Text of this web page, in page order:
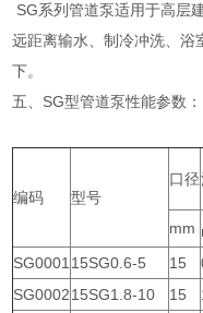
SG系列管道泵适用于高层建筑
远距离输水、制冷冲洗
下。
五、SG型管道泵性能参数：
编码 型号
口径
mm
SG0001 15SG0.6-5 15
SG000215SG1.8-10 15